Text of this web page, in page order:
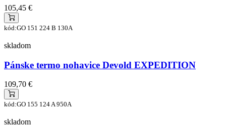
105,45 €
kód:GO 151 224 B 130A
skladom
Pánske termo nohavice Devold EXPEDITION
109,70 €
kód:GO 155 124 A 950A
skladom